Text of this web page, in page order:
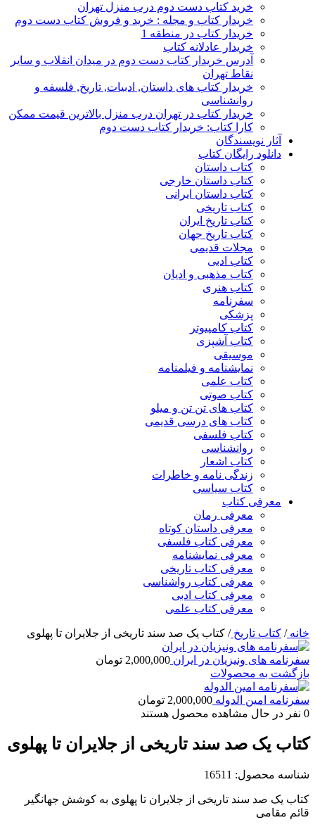
خرید کتاب دست دوم درب منزل تهران
خریدار کتاب و مجله : خرید و فروش کتاب دست دوم
خریدار کتاب در منطقه 1
خریدار عادلانه کتاب
آدرس خریدار کتاب دست دوم در میدان انقلاب و سایر
نقاط تهران
خریدار کتاب های داستان, ادبیات, تاریخ, فلسفه و
روانشناسی
خریدار کتاب در تهران درب منزل بالاترین قیمت ممکن
کارا کتاب: خریدار کتاب دست دوم
آثار نویسندگان
دانلود رایگان کتاب
کتاب داستان
کتاب داستان خارجی
کتاب داستان ایرانی
کتاب تاریخی
کتاب تاریخ ایران
کتاب تاریخ جهان
مجلات قدیمی
کتاب ادبی
کتاب مذهبی و ادیان
کتاب هنری
سفرنامه
پزشکی
کتاب کامپیوتر
کتاب آشپزی
موسیقی
نمایشنامه و فیلمنامه
کتاب علمی
کتاب صوتی
کتاب های تن تن و میلو
کتاب های درسی قدیمی
کتاب فلسفی
روانشناسی
کتاب اشعار
زندگی نامه و خاطرات
کتاب سیاسی
معرفی کتاب
معرفی رمان
معرفی داستان کوتاه
معرفی کتاب فلسفی
معرفی نمایشنامه
معرفی کتاب تاریخی
معرفی کتاب رواشناسی
معرفی کتاب ادبی
معرفی کتاب علمی
خانه/ کتاب تاریخ/ کتاب یک صد سند تاریخی از جلایران تا پهلوی
سفرنامه های ونیزیان در ایران 2,000,000 تومان
بازگشت به محصولات
سفرنامه امین الدوله 2,000,000 تومان
0 نفر در حال مشاهده محصول هستند
کتاب یک صد سند تاریخی از جلایران تا پهلوی
شناسه محصول: 16511
کتاب یک صد سند تاریخی از جلایران تا پهلوی به کوشش جهانگیر
قائم مقامی